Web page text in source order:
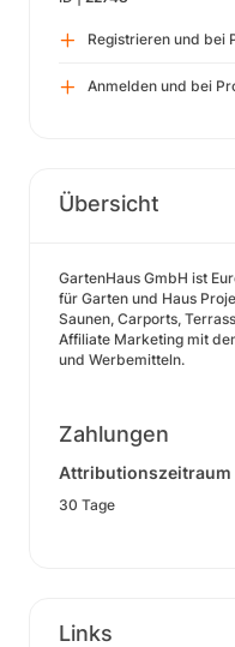
Registrieren und bei
Anmelden und bei
Übersicht
GartenHaus GmbH ist
für Garten und Haus
Saunen, Carports,
Affiliate Marketing mit
und Werbemitteln.
Zahlungen
Attributionszeitraum
30 Tage
Links